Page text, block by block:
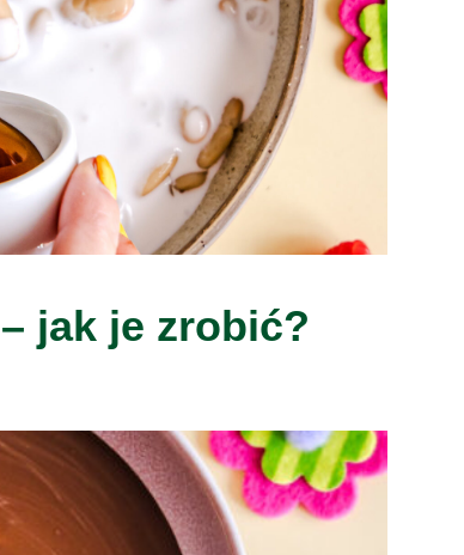
jak je zrobić?